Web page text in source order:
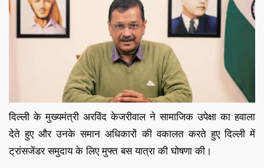
दिल्ली के मुख्यमंत्री अरविंद केजरीवाल ने सामाजिक उपेक्षा का हवाला
देते हुए और उनके समान अधिकारों की वकालत करते हुए दिल्ली में
ट्रांसजेंडर समुदाय के लिए मुफ्त बस यात्रा की घोषणा की।